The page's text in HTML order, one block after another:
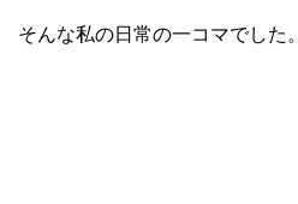
そんな私の日常の一コマでした。